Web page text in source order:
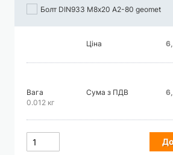
Болт DIN933 М8х20 А2-80 geomet
Ціна
Вага
0.012 кг
Сума з ПДВ